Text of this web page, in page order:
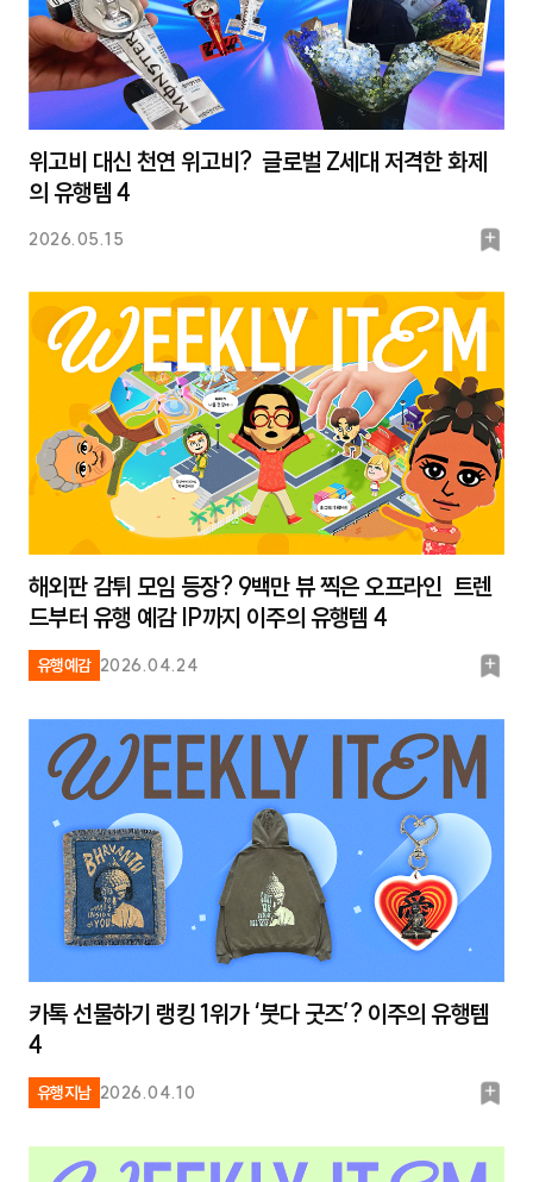
위고비 대신 천연 위고비? 글로벌 Z세대 저격한 화제
의 유행템 4
2026.05.15
북
크
해외판 감튀 모임 등장? 9백만 뷰 찍은 오프라인 트렌
드부터 유행 예감 IP까지 이주의 유행템 4
유행예감 2026.04.24
북
크
카톡 선물하기 랭킹 1위가 ‘붓다 굿즈’? 이주의 유행템
4
유행지남 2026.04.10
북
크